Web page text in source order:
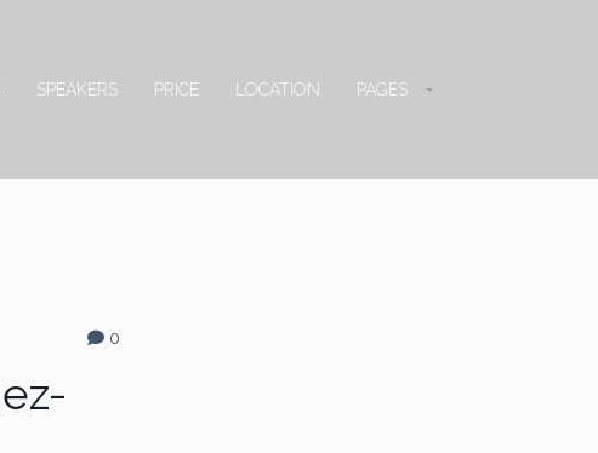
SPEAKERS PRICE LOCATION PAGES
0